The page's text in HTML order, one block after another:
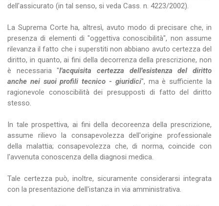
dell'assicurato (in tal senso, si veda Cass. n. 4223/2002).
La Suprema Corte ha, altresì, avuto modo di precisare che, in
presenza di elementi di "oggettiva conoscibilità", non assume
rilevanza il fatto che i superstiti non abbiano avuto certezza del
diritto, in quanto, ai fini della decorrenza della prescrizione, non
è necessaria "l'acquisita certezza dell'esistenza del diritto
anche nei suoi profili tecnico - giuridici", ma è sufficiente la
ragionevole conoscibilità dei presupposti di fatto del diritto
stesso.
In tale prospettiva, ai fini della decoreenza della prescrizione,
assume rilievo la consapevolezza dell'origine professionale
della malattia; consapevolezza che, di norma, coincide con
l'avvenuta conoscenza della diagnosi medica.
Tale certezza può, inoltre, sicuramente considerarsi integrata
con la presentazione dell'istanza in via amministrativa.